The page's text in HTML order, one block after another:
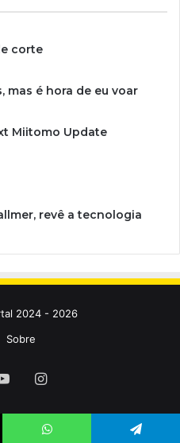
corte
mas é hora de eu voar
Miitomo Update
revê a tecnologia
2024 - 2026
Sobre
YouTubeInstagram